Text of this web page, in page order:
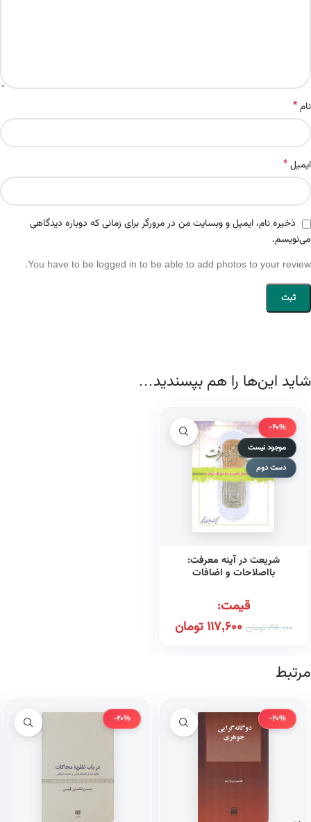
نام*
ایمیل*
ذخیره نام، ایمیل و وبسایت من در مرورگر برای زمانی که دوباره دیدگاهی
می‌نویسم.
You have to be logged in to be able to add photos to your review.
شاید این‌ها را هم بپسندید…
-40%
موجود نیست
دست دوم
شریعت در آینه معرفت:
بااصلاحات و اضافات
قیمت:
196,000تومان 117,600تومان
مرتبط
-20%
-20%